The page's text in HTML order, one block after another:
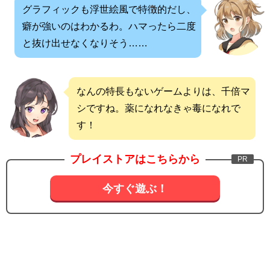
グラフィックも浮世絵風で特徴的だし、
癖が強いのはわかるわ。ハマったら二度
と抜け出せなくなりそう……
なんの特長もないゲームよりは、千倍マ
シですね。薬になれなきゃ毒になれで
す！
プレイストアはこちらから
今すぐ遊ぶ！